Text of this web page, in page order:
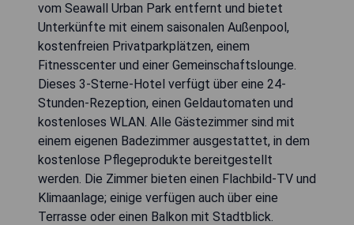
vom Seawall Urban Park entfernt und bietet
Unterkünfte mit einem saisonalen Außenpool,
kostenfreien Privatparkplätzen, einem
Fitnesscenter und einer Gemeinschaftslounge.
Dieses 3-Sterne-Hotel verfügt über eine 24-
Stunden-Rezeption, einen Geldautomaten und
kostenloses WLAN. Alle Gästezimmer sind mit
einem eigenen Badezimmer ausgestattet, in dem
kostenlose Pflegeprodukte bereitgestellt
werden. Die Zimmer bieten einen Flachbild-TV und
Klimaanlage; einige verfügen auch über eine
Terrasse oder einen Balkon mit Stadtblick.